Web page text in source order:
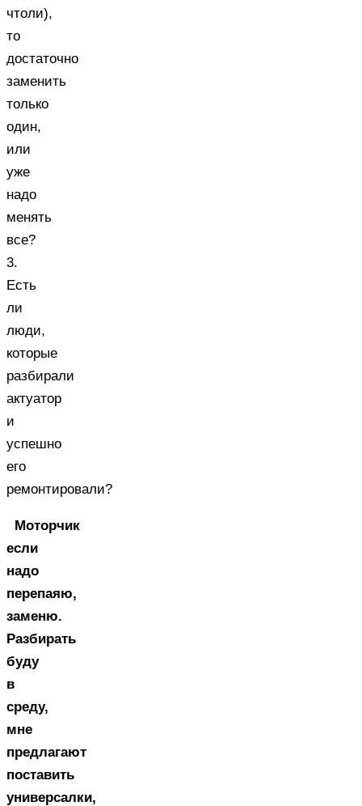
чтоли),
то
достаточно
заменить
только
один,
или
уже
надо
менять
все?
3.
Есть
ли
люди,
которые
разбирали
актуатор
и
успешно
его
ремонтировали?
Моторчик
если
надо
перепаяю,
заменю.
Разбирать
буду
в
среду,
мне
предлагают
поставить
универсалки,